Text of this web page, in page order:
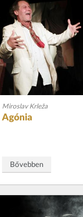
Miroslav Krleža
Agónia
Bővebben